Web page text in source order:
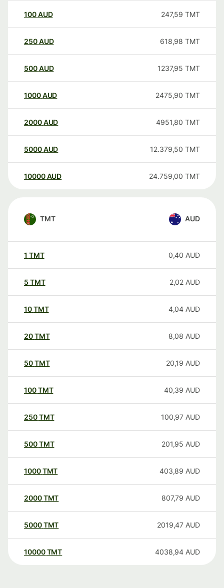
100AUD 247,59 TMT
250AUD 618,98 TMT
500AUD 1237,95 TMT
1000AUD 2475,90 TMT
2000AUD 4951,80 TMT
5000AUD 12.379,50 TMT
10000 AUD 24.759,00 TMT
TMT AUD
1 TMT 0,40 AUD
5 TMT 2,02 AUD
10TMT 4,04 AUD
20TMT 8,08 AUD
50TMT 20,19 AUD
100TMT 40,39 AUD
250TMT 100,97 AUD
500TMT 201,95 AUD
1000TMT 403,89 AUD
2000TMT 807,79 AUD
5000TMT 2019,47 AUD
10000 TMT 4038,94 AUD